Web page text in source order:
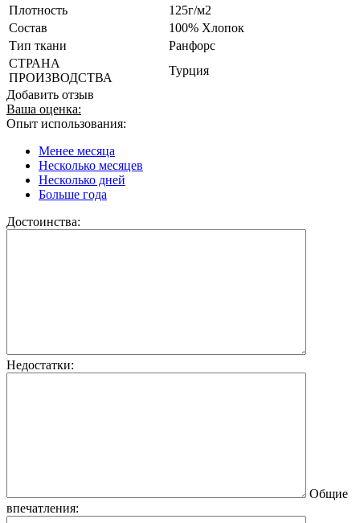
Плотность
125г/м2
Состав
100% Хлопок
Тип ткани
Ранфорс
СТРАНА
ПРОИЗВОДСТВА
Турция
Добавить отзыв
Ваша оценка:
Опыт использования:
Менее месяца
Несколько месяцев
Несколько дней
Больше года
Достоинства:
Недостатки:
Общие
впечатления: